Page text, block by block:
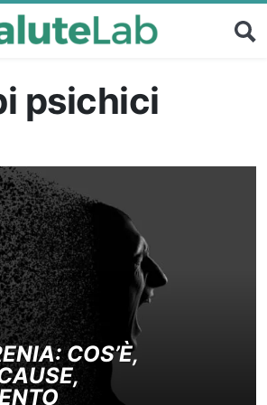
psichici
COS’È,